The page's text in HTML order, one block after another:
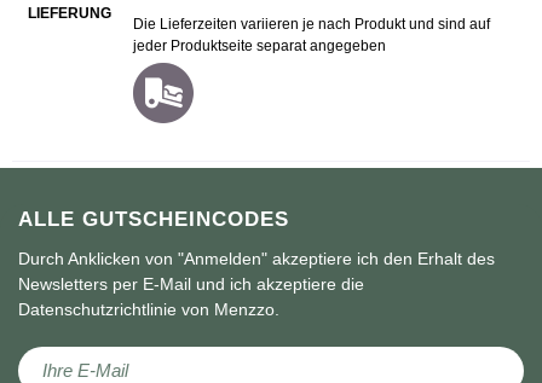
ALLE GUTSCHEINCODES
Durch Anklicken von "Anmelden" akzeptiere ich den Erhalt des
Newsletters per E-Mail und ich akzeptiere die
Datenschutzrichtlinie von Menzzo.
Melden Sie sich für unseren Newsletter an:
LIEFERUNG
Die Lieferzeiten variieren je nach Produkt und sind auf
jeder Produktseite separat angegeben